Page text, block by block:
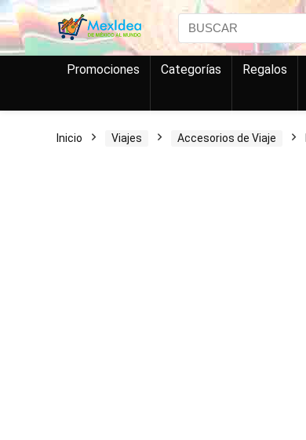
Search
for:
Promociones Categorías Regalos
Inicio Viajes Accesorios de Viaje